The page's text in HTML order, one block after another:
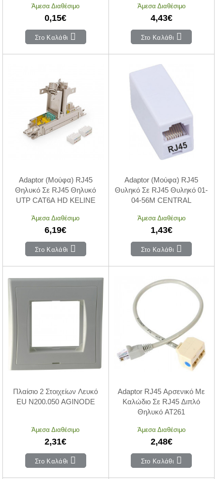
Άμεσα Διαθέσιμο
0,15€
Στο Καλάθι
Άμεσα Διαθέσιμο
4,43€
Στο Καλάθι
Adaptor (Μούφα) RJ45
Θηλυκό Σε RJ45 Θηλυκό
UTP CAT6A HD KELINE
Άμεσα Διαθέσιμο
6,19€
Στο Καλάθι
Adaptor (Μούφα) RJ45
Θυληκό Σε RJ45 Θυληκό 01-
04-56M CENTRAL
Άμεσα Διαθέσιμο
1,43€
Στο Καλάθι
Πλαίσιο 2 Στοιχείων Λευκό
EU N200.050 AGINODE
Άμεσα Διαθέσιμο
2,31€
Στο Καλάθι
Adaptor RJ45 Αρσενικό Με
Καλώδιο Σε RJ45 Διπλό
Θηλυκό AT261
Άμεσα Διαθέσιμο
2,48€
Στο Καλάθι